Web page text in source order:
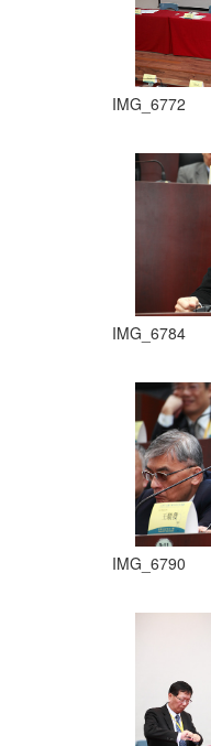
IMG_6772
IMG_6784
IMG_6790